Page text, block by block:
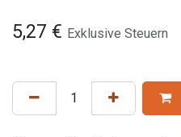
5,27 € Exklusive Steuern